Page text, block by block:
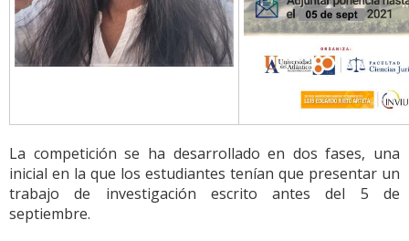
La competición se ha desarrollado en dos fases, una
inicial en la que los estudiantes tenían que presentar un
trabajo de investigación escrito antes del 5 de
septiembre.